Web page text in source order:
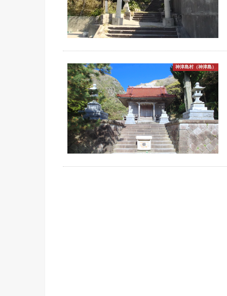
神津島村（神津島）